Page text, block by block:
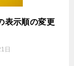
表示順の変更
日